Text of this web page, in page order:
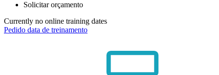
Solicitar orçamento
Currently no online training dates
Pedido data de treinamento